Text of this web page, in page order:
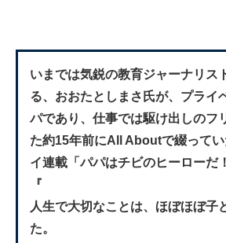
いまでは気鋭の教育ジャーナリス
る、おおたとしまさ氏が、プライ
パであり、仕事では駆け出しのフ
た約15年前にAll Aboutで綴って
イ連載「パパはチビのヒーローだ
『
人生で大切なことは、ほぼほぼ子
た。